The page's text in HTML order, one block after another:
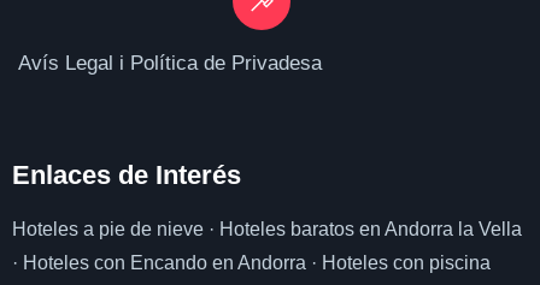
Avís Legal i Política de Privadesa
Enlaces de Interés
Hoteles a pie de nieve · Hoteles baratos en Andorra la Vella
· Hoteles con Encando en Andorra · Hoteles con piscina